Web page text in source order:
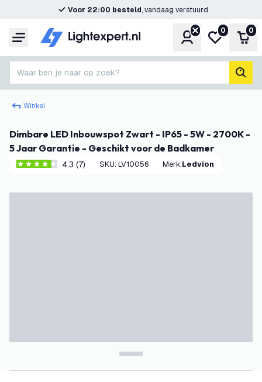
Voor 22:00 besteld, vandaag verstuurd
Menu Account
Mijn
0 0
Waar ben je naar op zoek?
Winkel
Dimbare LED Inbouwspot Zwart - IP65 - 5W - 2700K -
5 Jaar Garantie - Geschikt voor de Badkamer
4.3 score sterren
4.3 (7) SKU: LV10056 Merk: Ledvion